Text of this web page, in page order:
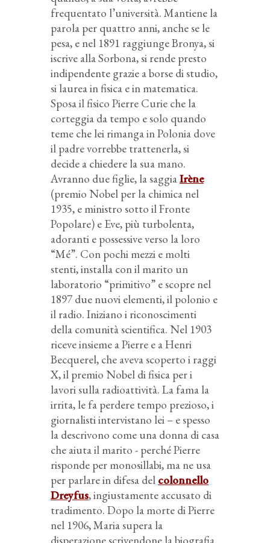
frequentato l’università. Mantiene la
parola per quattro anni, anche se le
pesa, e nel 1891 raggiunge Bronya, si
iscrive alla Sorbona, si rende presto
indipendente grazie a borse di studio,
si laurea in fisica e in matematica.
Sposa il fisico Pierre Curie che la
corteggia da tempo e solo quando
teme che lei rimanga in Polonia dove
il padre vorrebbe trattenerla, si
decide a chiedere la sua mano.
Avranno due figlie, la saggiaIrène
(premio Nobel per la chimica nel
1935, e ministro sotto il Fronte
Popolare) e Eve, più turbolenta,
adoranti e possessive verso la loro
“Mé”. Con pochi mezzi e molti
stenti, installa con il marito un
laboratorio “primitivo” e scopre nel
1897 due nuovi elementi, il polonio e
il radio. Iniziano i riconoscimenti
della comunità scientifica. Nel 1903
riceve insieme a Pierre e a Henri
Becquerel, che aveva scoperto i raggi
X, il premio Nobel di fisica per i
lavori sulla radioattività. La fama la
irrita, le fa perdere tempo prezioso, i
giornalisti intervistano lei – e spesso
la descrivono come una donna di casa
che aiuta il marito - perché Pierre
risponde per monosillabi, ma ne usa
per parlare in difesa del colonnello
Dreyfus, ingiustamente accusato di
tradimento. Dopo la morte di Pierre
nel 1906, Maria supera la
disperazione scrivendone la biografia